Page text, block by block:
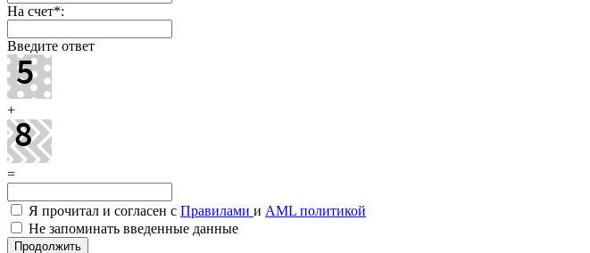
На счет*:
Введите ответ
+
=
Я прочитал и согласен с Правилами и AML политикой
Не запоминать введенные данные